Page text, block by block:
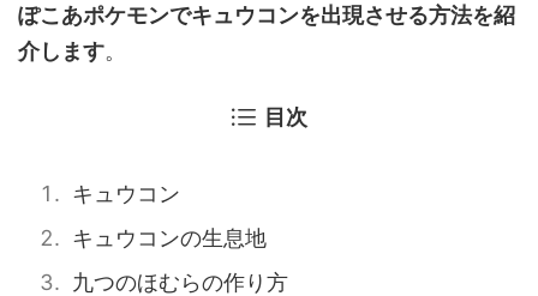
ぽこあポケモンでキュウコンを出現させる方法を紹
介します。
目次
キュウコン
キュウコンの生息地
九つのほむらの作り方